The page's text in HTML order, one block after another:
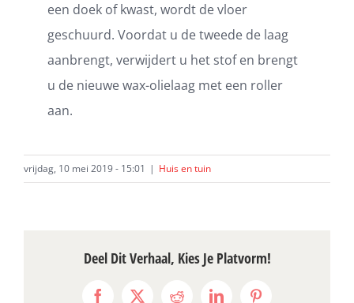
een doek of kwast, wordt de vloer
geschuurd. Voordat u de tweede de laag
aanbrengt, verwijdert u het stof en brengt
u de nieuwe wax-olielaag met een roller
aan.
vrijdag, 10 mei 2019 - 15:01 | Huis en tuin
Deel Dit Verhaal, Kies Je Platvorm!